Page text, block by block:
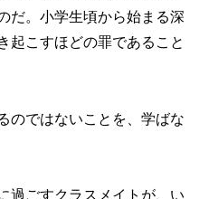
だ。小学生頃から始まる深
起こすほどの罪であること
のではないことを、学ばな
過ごすクラスメイトが、い